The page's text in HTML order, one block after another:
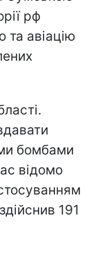
рф
та авіацію
бомбами
відомо
191